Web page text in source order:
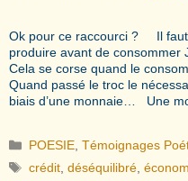
Ok pour ce raccourci ? Il faut
produire avant de consommer
Cela se corse quand le
Quand passé le troc le
biais d’une monnaie… Une
Catégories
POESIE ,Témoignages
Étiquettes
crédit ,déséquilibré ,